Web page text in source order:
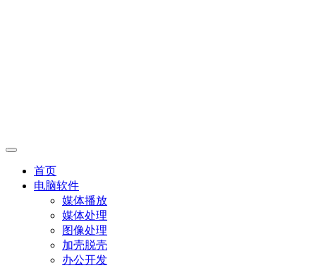
首页
电脑软件
媒体播放
媒体处理
图像处理
加壳脱壳
办公开发